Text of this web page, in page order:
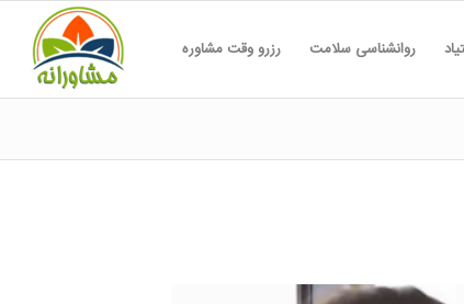
روانشناسی سلامت رزرو وقت مشاوره